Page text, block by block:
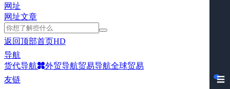
☰
网址
网址文章
返回顶部首页HD
导航
货代导航
外贸导航贸易导航全球贸易
友链